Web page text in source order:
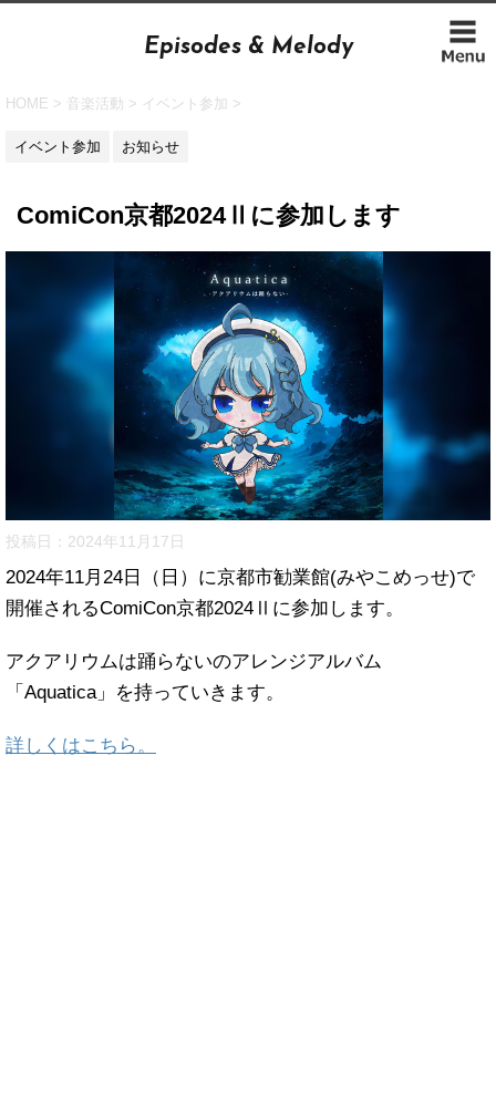
Episodes & Melody
HOME > 音楽活動 > イベント参加 >
イベント参加 お知らせ
ComiCon京都2024Ⅱに参加します
投稿日： 2024年11月17日
2024年11月24日（日）に京都市勧業館(みやこめっせ)で
開催されるComiCon京都2024Ⅱに参加します。
アクアリウムは踊らないのアレンジアルバム
「Aquatica」を持っていきます。
詳しくはこちら。